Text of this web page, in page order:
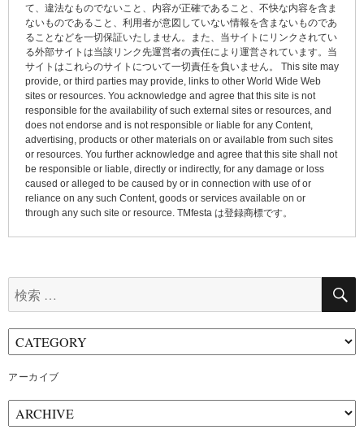
て、違法なものでないこと、内容が正確であること、不快な内容を含ま
ないものであること、利用者が意図していない情報を含まないものであ
ることなどを一切保証いたしません。また、当サイトにリンクされてい
る外部サイトは当該リンク先運営者の責任により運営されています。当
サイトはこれらのサイトについて一切責任を負いません。 This site may
provide, or third parties may provide, links to other World Wide Web
sites or resources. You acknowledge and agree that this site is not
responsible for the availability of such external sites or resources, and
does not endorse and is not responsible or liable for any Content,
advertising, products or other materials on or available from such sites
or resources. You further acknowledge and agree that this site shall not
be responsible or liable, directly or indirectly, for any damage or loss
caused or alleged to be caused by or in connection with use of or
reliance on any such Content, goods or services available on or
through any such site or resource. TMfesta は登録商標です。
索:
アーカイブ
ー